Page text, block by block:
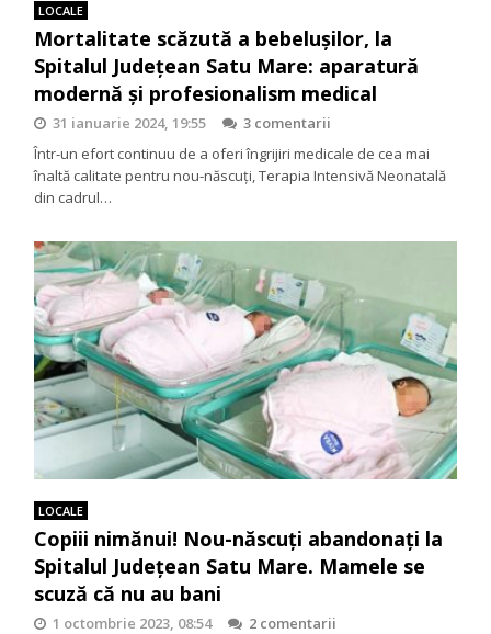
LOCALE
Mortalitate scăzută a bebelușilor, la
Spitalul Județean Satu Mare: aparatură
modernă și profesionalism medical
31 ianuarie 2024, 19:55
3 comentarii
Într-un efort continuu de a oferi îngrijiri medicale de cea mai
înaltă calitate pentru nou-născuți, Terapia Intensivă Neonatală
din cadrul…
LOCALE
Copiii nimănui! Nou-născuți abandonați la
Spitalul Județean Satu Mare. Mamele se
scuză că nu au bani
1 octombrie 2023, 08:54
2 comentarii